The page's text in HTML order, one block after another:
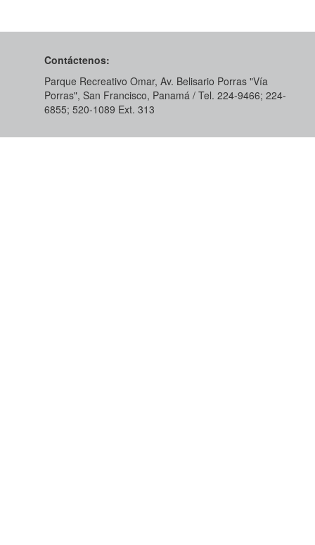
Contáctenos:
Parque Recreativo Omar, Av. Belisario Porras "Vía
Porras", San Francisco, Panamá / Tel. 224-9466; 224-
6855; 520-1089​ Ext. 313